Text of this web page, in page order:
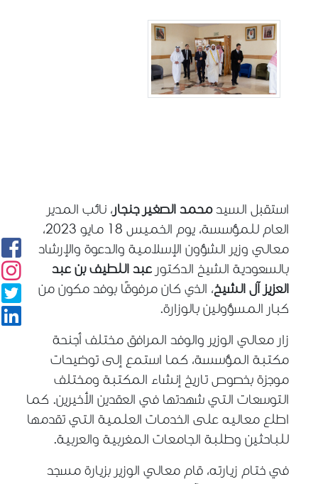
استقبل السيدمحمد الصغير جنجار، نائب المدير
العام للمؤسسة، يوم الخميس 18 مايو 2023،
معالي وزير الشؤون الإسلامية والدعوة والإرشاد
بالسعودية الشيخ الدكتور عبد اللطيف بن عبد
العزيز آل الشيخ، الذي كان مرفوقًا بوفد مكون من
كبار المسؤولين بالوزارة.
زار معالي الوزير والوفد المرافق مختلف أجنحة
مكتبة المؤسسة، كما استمع إلى توضيحات
موجزة بخصوص تاريخ إنشاء المكتبة ومختلف
التوسعات التي شهدتها في العقدين الأخيرين. كما
اطلع معاليه على الخدمات العلمية التي تقدمها
للباحثين وطلبة الجامعات المغربية والعربية.
في ختام زيارته، قام معالي الوزير بزيارة مسجد